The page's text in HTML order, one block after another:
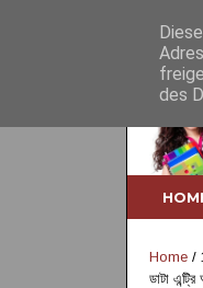
Home/
ডাটা
des